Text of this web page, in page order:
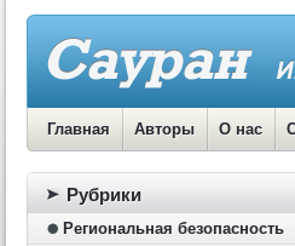
Главная Авторы О нас
Рубрики
Региональная безопасность